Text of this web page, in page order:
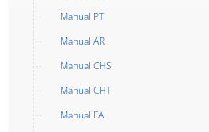
Manual PT
Manual AR
Manual CHS
Manual CHT
Manual FA